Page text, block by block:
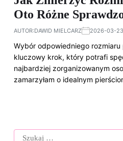
Oto Różne
AUTOR:DAWID MIELCARZ 2026-03-23
Wybór odpowiedniego
kluczowy krok, który potrafi
najbardziej zorganizowanym
zamarzyłam o idealnym